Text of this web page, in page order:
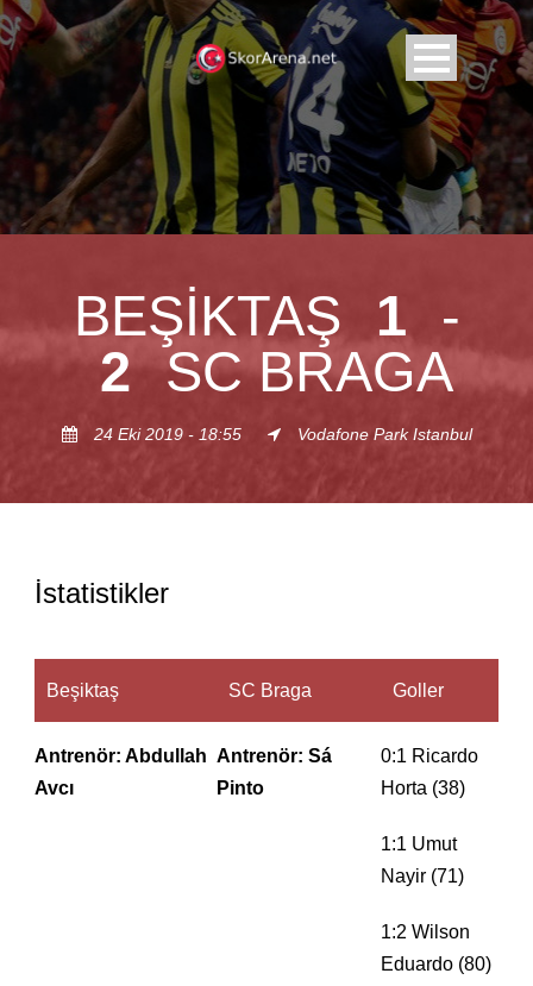
BEŞIKTAŞ 1
-
2 SC BRAGA
24 Eki 2019 - 18:55 Vodafone Park Istanbul
İstatistikler
Beşiktaş SC Braga Goller
Antrenör: Abdullah
Avcı
Antrenör: Sá
Pinto
0:1 Ricardo
Horta (38)
1:1 Umut
Nayir (71)
1:2 Wilson
Eduardo (80)